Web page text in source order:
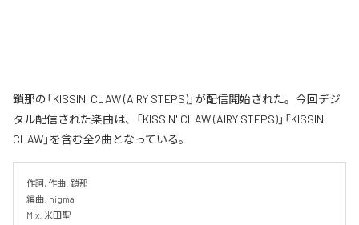
鎖那の「KISSIN' CLAW (AIRY STEPS)」が配信開始された。今回デジ
タル配信された楽曲は、「KISSIN' CLAW (AIRY STEPS)」「KISSIN'
CLAW」を含む全2曲となっている。
作詞, 作曲: 鎖那
編曲: higma
Mix: 米田聖